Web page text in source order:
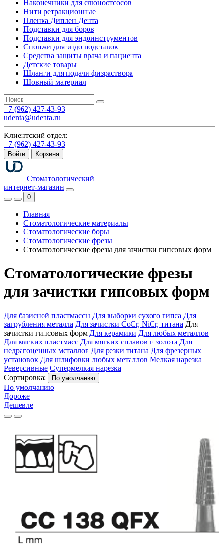
Наконечники для слюноотсосов
Нити ретракционные
Пленка Диплен Дента
Подставки для боров
Подставки для эндоинструментов
Спонжи для эндо подставок
Средства защиты врача и пациента
Детские товары
Шланги для подачи физраствора
Шовный материал
+7 (962) 427-43-93
udenta@udenta.ru
Клиентский отдел:
+7 (962) 427-43-93
Войти Корзина
Стоматологический
интернет-магазин
0
Главная
Стоматологические материалы
Стоматологические боры
Стоматологические фрезы
Стоматологические фрезы для зачистки гипсовых форм
Стоматологические фрезы
для зачистки гипсовых форм
Для базисной пластмассы Для выборки сухого гипса Для
загрубления металла Для зачистки CoCr, NiCr, титана Для
зачистки гипсовых форм Для керамики Для любых металлов
Для мягких пластмасс Для мягких сплавов и золота Для
недрагоценных металлов Для резки титана Для фрезерных
установок Для шлифовки любых металлов Мелкая нарезка
Реверсивные Супермелкая нарезка
Сортировка:
По умолчанию
По умолчанию
Дороже
Дешевле